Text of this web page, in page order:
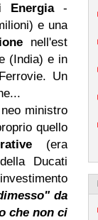
Energia-
e una
nell'est
(India) e in
Un
ministro
quello
(era
Ducati
da
che non ci